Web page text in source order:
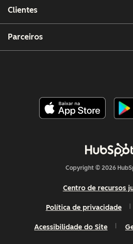
Clientes
Parceiros
Copyright © 2026
Centro de recursos
Política de privacidade
Acessibilidade do Site